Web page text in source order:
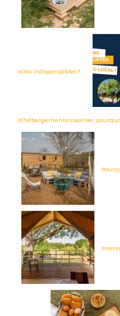
elles indispensables ?
d’hébergements insolites :